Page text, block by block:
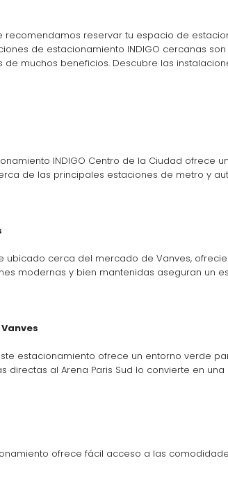
recomendamos reservar tu espacio de
de estacionamiento INDIGO cercanas
muchos beneficios. Descubre las
INDIGO Centro de la Ciudad
de las principales estaciones de metro y
ubicado cerca del mercado de Vanves,
modernas y bien mantenidas aseguran un
estacionamiento ofrece un entorno verde
directas al Arena Paris Sud lo convierte en
ofrece fácil acceso a las